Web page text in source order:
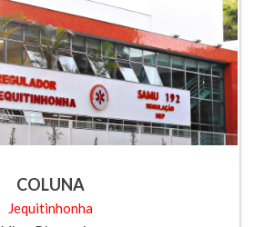
COLUNA
Jequitinhonha